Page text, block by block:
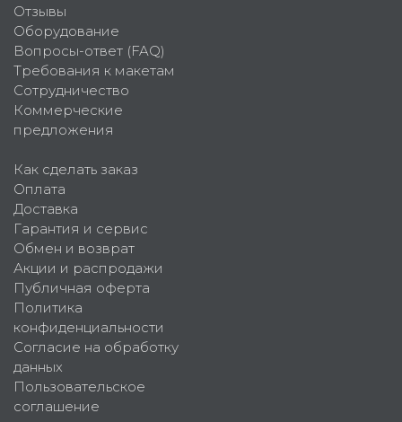
Отзывы
Оборудование
Вопросы-ответ (FAQ)
Требования к макетам
Сотрудничество
Коммерческие
предложения
Как сделать заказ
Оплата
Доставка
Гарантия и сервис
Обмен и возврат
Акции и распродажи
Публичная оферта
Политика
конфиденциальности
Согласие на обработку
данных
Пользовательское
соглашение